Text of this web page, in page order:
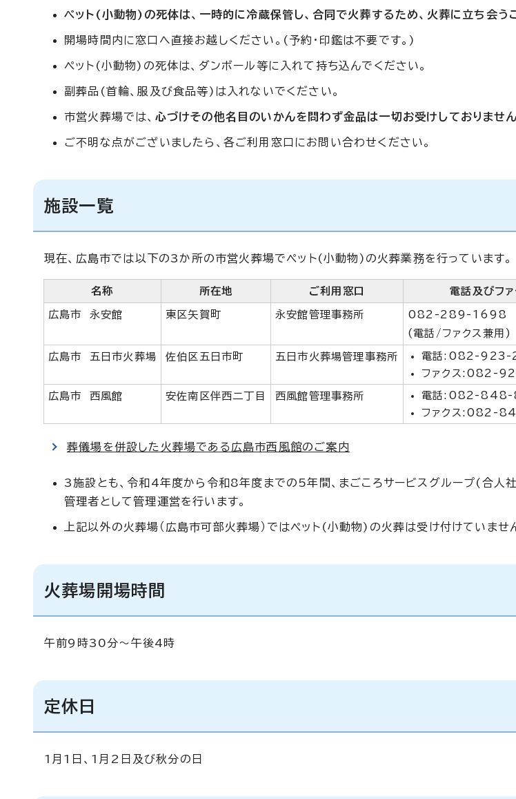
ペット(小動物)の死体は、一時的に 冷蔵保管し、合同で火葬するため、火葬に立ち会う
開場時間内に窓口へ直接お越しください。(予約・印鑑は不要です。)
ペット(小動物)の死体は、ダンボール等に入れて持ち込んでください。
副葬品(首輪、服及び食品等)は入れないでください。
市営火葬場では、 心づけその他名目のいかんを問わず金品は一切お受けしておりません
ご不明な点がございましたら、各ご利用窓口にお問い合わせください。
施設一覧
現在、広島市では以下の3か所の市営火葬場でペット(小動物)の火葬業務を行っています。
名称 所在地 ご利用窓口 電話及びファ
広島市 永安館 東区矢賀町 永安館管理事務所
082-289-1698
(電話/ファクス兼用)
広島市 五日市火葬場 佐伯区五日市町 五日市火葬場管理事務所
電話:082-923-
ファクス:082-
広島市 西風館 安佐南区伴西二丁目 西風館管理事務所
電話:082-
ファクス:082-
葬儀場を併設した火葬場である広島市西風館のご案内
3施設とも、令和4年度から令和8年度までの5年間、まごころサービスグループ(合人
管理者として管理運営を行います。
上記以外の火葬場（広島市可部火葬場）ではペット(小動物)の火葬は受け付けていません
火葬場開場時間
午前9時30分～午後4時
定休日
1月1日、1月2日及び秋分の日